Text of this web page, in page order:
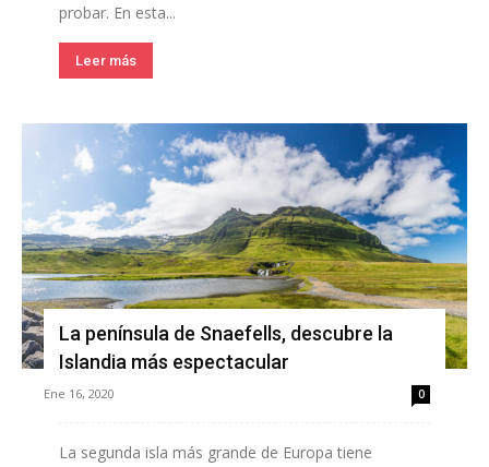
probar. En esta...
Leer más
La península de Snaefells, descubre la
Islandia más espectacular
Ene 16, 2020 0
La segunda isla más grande de Europa tiene